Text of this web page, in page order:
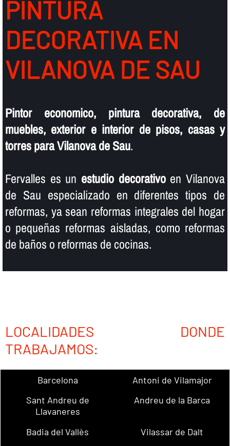
PINTURA
DECORATIVA EN
VILANOVA DE SAU
Pintor economico, pintura decorativa, de
muebles, exterior e interior de pisos, casas y
torres para Vilanova de Sau.
Fervalles es un estudio decorativoen Vilanova
de Sau especializado en diferentes tipos de
reformas, ya sean reformas integrales del hogar
o pequeñas reformas aisladas, como reformas
de baños o reformas de cocinas.
LOCALIDADES DONDE
TRABAJAMOS:
Barcelona
Antoni de Vilamajor
Sant Andreu de
Llavaneres
Andreu de la Barca
Badia del Vallès
Vilassar de Dalt